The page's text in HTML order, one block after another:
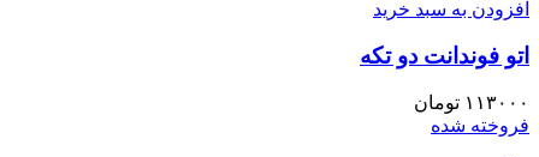
افزودن به سبد خرید
اتو فوندانت دو تکه
۱۱۳۰۰۰ تومان
فروخته شده